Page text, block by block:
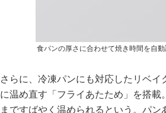
食パンの厚さに合わせて焼き時間を自
さらに、冷凍パンにも対応したリベ
に温め直す「フライあたため」を搭
まですばやく温められるという。パ